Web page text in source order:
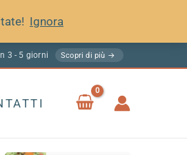
Ignora
3 - 5 giorni Scopri di più →